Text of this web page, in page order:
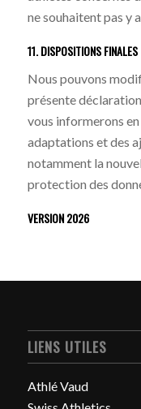
ne souhaitent pas y
11. DISPOSITIONS FINALES
Nous pouvons
présente
vous informerons
adaptations et des
notamment la
protection des
VERSION 2026
LIENS UTILES
Athlé Vaud